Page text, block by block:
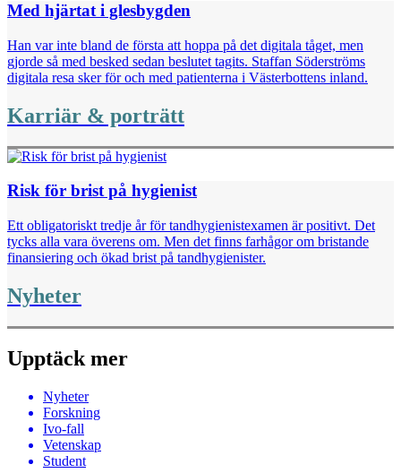
Med hjärtat i glesbygden
Han var inte bland de första att hoppa på det digitala tåget, men
gjorde så med besked sedan beslutet tagits. Staffan Söderströms
digitala resa sker för och med ­patienterna i Västerbottens inland.
Karriär & porträtt
Risk för brist på hygienist
Ett obligatoriskt tredje år för tandhygienist­examen är positivt. Det
tycks alla vara överens om. Men det finns farhågor om bristande
finansiering och ökad brist på tandhygienister.
Nyheter
Upptäck mer
Nyheter
Forskning
Ivo-fall
Vetenskap
Student